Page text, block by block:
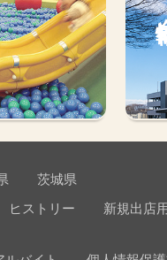
会社
茨城県
ヒストリー 新規出店